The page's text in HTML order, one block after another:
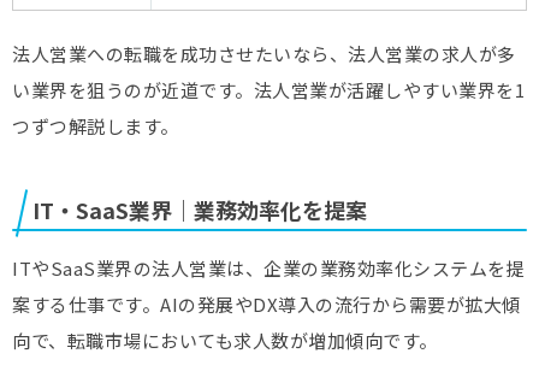
法人営業への転職を成功させたいなら、法人営業の求人が多
い業界を狙うのが近道です。法人営業が活躍しやすい業界を1
つずつ解説します。
IT・SaaS業界｜業務効率化を提案
ITやSaaS業界の法人営業は、企業の業務効率化システムを提
案する仕事です。AIの発展やDX導入の流行から需要が拡大傾
向で、転職市場においても求人数が増加傾向です。